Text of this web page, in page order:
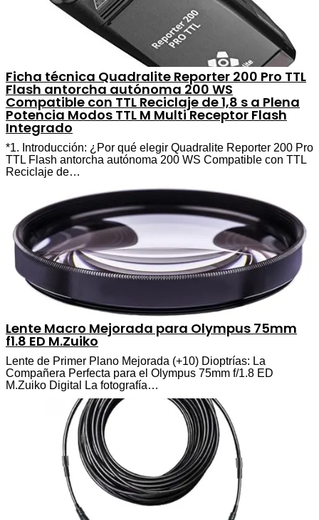
Ficha técnica Quadralite Reporter 200 Pro TTL
Flash antorcha autónoma 200 WS
Compatible con TTL Reciclaje de 1,8 s a Plena
Potencia Modos TTL M Multi Receptor Flash
Integrado
*1. Introducción: ¿Por qué elegir Quadralite Reporter 200 Pro
TTL Flash antorcha autónoma 200 WS Compatible con TTL
Reciclaje de…
Lente Macro Mejorada para Olympus 75mm
f1.8 ED M.Zuiko
Lente de Primer Plano Mejorada (+10) Dioptrías: La
Compañera Perfecta para el Olympus 75mm f/1.8 ED
M.Zuiko Digital La fotografía…